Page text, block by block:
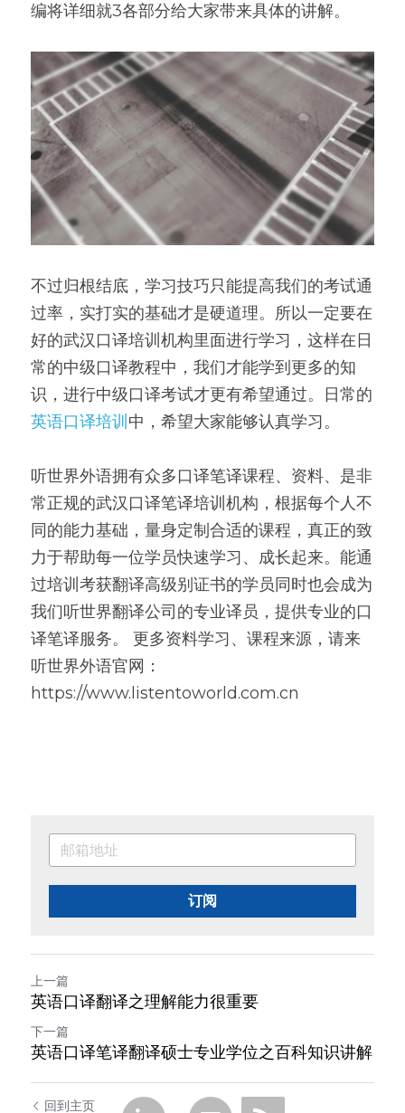
编将详细就3各部分给大家带来具体的讲解。
不过归根结底，学习技巧只能提高我们的考试通
过率，实打实的基础才是硬道理。所以一定要在
好的武汉口译培训机构里面进行学习，这样在日
常的中级口译教程中，我们才能学到更多的知
识，进行中级口译考试才更有希望通过。日常的
英语口译培训 中，希望大家能够认真学习。
听世界外语拥有众多口译笔译课程、资料、是非
常正规的武汉口译笔译培训机构，根据每个人不
同的能力基础，量身定制合适的课程，真正的致
力于帮助每一位学员快速学习、成长起来。能通
过培训考获翻译高级别证书的学员同时也会成为
我们听世界翻译公司的专业译员，提供专业的口
译笔译服务。 更多资料学习、课程来源，请来
听世界外语官网：
https://www.listentoworld.com.cn
订阅
上一篇
英语口译翻译之理解能力很重要
下一篇
英语口译笔译翻译硕士专业学位之百科知识讲解
回到主页